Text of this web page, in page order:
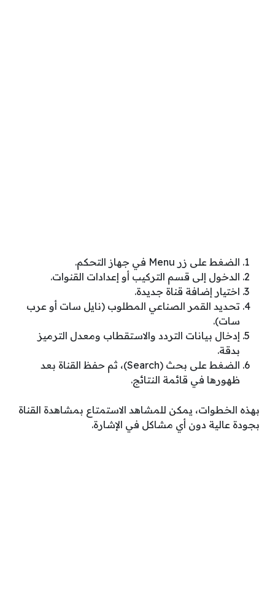
الضغط على زر Menu في جهاز التحكم.
الدخول إلى قسم التركيب أو إعدادات القنوات.
اختيار إضافة قناة جديدة.
تحديد القمر الصناعي المطلوب (نايل سات أو عرب
سات).
إدخال بيانات التردد والاستقطاب ومعدل الترميز
بدقة.
الضغط على بحث (Search)، ثم حفظ القناة بعد
ظهورها في قائمة النتائج.
بهذه الخطوات، يمكن للمشاهد الاستمتاع بمشاهدة القناة
بجودة عالية دون أي مشاكل في الإشارة.